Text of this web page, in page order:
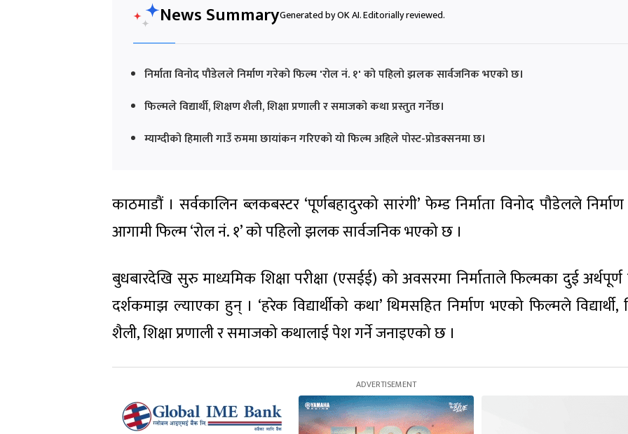
News SummaryGenerated by OK AI. Editorially reviewed.
निर्माता विनोद पौडेलले निर्माण गरेको फिल्म 'रोल नं. १' को पहिलो झलक सार्वजनिक भएको छ।
फिल्मले विद्यार्थी, शिक्षण शैली, शिक्षा प्रणाली र समाजको कथा प्रस्तुत गर्नेछ।
म्याग्दीको हिमाली गाउँ रुममा छायांकन गरिएको यो फिल्म अहिले पोस्ट-प्रोडक्सनमा छ।
काठमाडौं । सर्वकालिन ब्लकबस्टर ‘पूर्णबहादुरको सारंगी’ फेम्ड निर्माता विनोद पौडेलले
आगामी फिल्म ‘रोल नं. १’ को पहिलो झलक सार्वजनिक भएको छ ।
बुधबारदेखि सुरु माध्यमिक शिक्षा परीक्षा (एसईई) को अवसरमा निर्माताले फिल्मका दुई अर्थपूर्ण
दर्शकमाझ ल्याएका हुन् । ‘हरेक विद्यार्थीको कथा’ थिमसहित निर्माण भएको फिल्मले विद्यार्थी,
शैली, शिक्षा प्रणाली र समाजको कथालाई पेश गर्ने जनाइएको छ ।